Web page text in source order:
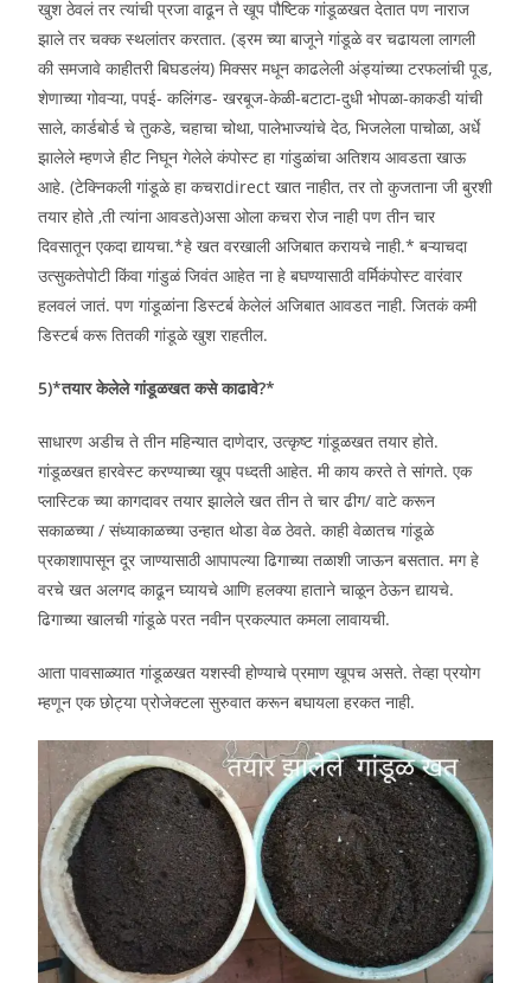
खुश ठेवलं तर त्यांची प्रजा वाढून ते खूप पौष्टिक गांडूळखत देतात पण नाराज
झाले तर चक्क स्थलांतर करतात. (ड्रम च्या बाजूने गांडूळे वर चढायला लागली
की समजावे काहीतरी बिघडलंय) मिक्सर मधून काढलेली अंड्यांच्या टरफलांची पूड,
शेणाच्या गोवऱ्या, पपई- कलिंगड- खरबूज-केळी-बटाटा-दुधी भोपळा-काकडी यांची
साले, कार्डबोर्ड चे तुकडे, चहाचा चोथा, पालेभाज्यांचे देठ, भिजलेला पाचोळा, अर्धे
झालेले म्हणजे हीट निघून गेलेले कंपोस्ट हा गांडुळांचा अतिशय आवडता खाऊ
आहे. (टेक्निकली गांडूळे हा कचराdirect खात नाहीत, तर तो कुजताना जी बुरशी
तयार होते ,ती त्यांना आवडते)असा ओला कचरा रोज नाही पण तीन चार
दिवसातून एकदा द्यायचा.*हे खत वरखाली अजिबात करायचे नाही.* बऱ्याचदा
उत्सुकतेपोटी किंवा गांडुळं जिवंत आहेत ना हे बघण्यासाठी वर्मिकंपोस्ट वारंवार
हलवलं जातं. पण गांडूळांना डिस्टर्ब केलेलं अजिबात आवडत नाही. जितकं कमी
डिस्टर्ब करू तितकी गांडूळे खुश राहतील.
5)*तयार केलेले गांडूळखत कसे काढावे?*
साधारण अडीच ते तीन महिन्यात दाणेदार, उत्कृष्ट गांडूळखत तयार होते.
गांडूळखत हारवेस्ट करण्याच्या खूप पध्दती आहेत. मी काय करते ते सांगते. एक
प्लास्टिक च्या कागदावर तयार झालेले खत तीन ते चार ढीग/ वाटे करून
सकाळच्या / संध्याकाळच्या उन्हात थोडा वेळ ठेवते. काही वेळातच गांडूळे
प्रकाशापासून दूर जाण्यासाठी आपापल्या ढिगाच्या तळाशी जाऊन बसतात. मग हे
वरचे खत अलगद काढून घ्यायचे आणि हलक्या हाताने चाळून ठेऊन द्यायचे.
ढिगाच्या खालची गांडूळे परत नवीन प्रकल्पात कमला लावायची.
आता पावसाळ्यात गांडूळखत यशस्वी होण्याचे प्रमाण खूपच असते. तेव्हा प्रयोग
म्हणून एक छोट्या प्रोजेक्टला सुरुवात करून बघायला हरकत नाही.